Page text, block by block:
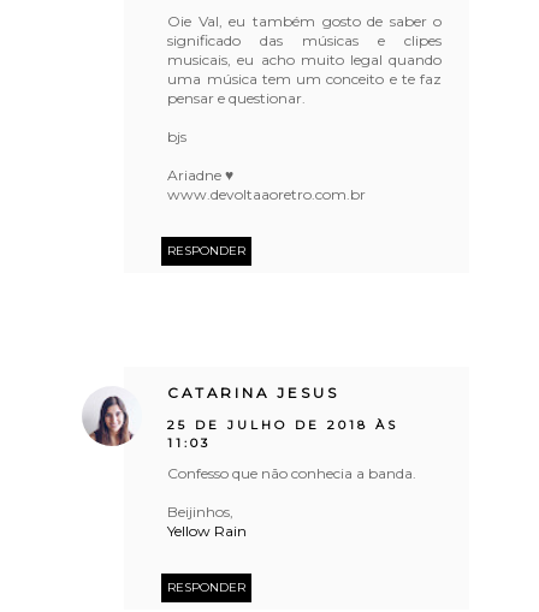
Oie Val, eu também gosto de saber o
significado das músicas e clipes
musicais, eu acho muito legal quando
uma música tem um conceito e te faz
pensar e questionar.
bjs
Ariadne ♥
www.devoltaaoretro.com.br
RESPONDER
CATARINA JESUS
25 DE JULHO DE 2018 ÀS
11:03
Confesso que não conhecia a banda.
Beijinhos,
Yellow Rain
RESPONDER